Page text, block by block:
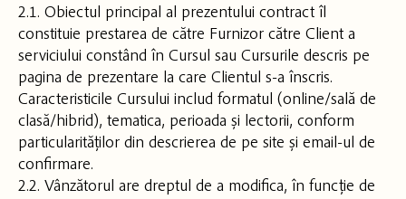
2.1. Obiectul principal al prezentului contract îl
constituie prestarea de către Furnizor către Client a
serviciului constând în Cursul sau Cursurile descris pe
pagina de prezentare la care Clientul s-a înscris.
Caracteristicile Cursului includ formatul (online/sală de
clasă/hibrid), tematica, perioada și lectorii, conform
particularităților din descrierea de pe site și email-ul de
confirmare.
2.2. Vânzătorul are dreptul de a modifica, în funcție de